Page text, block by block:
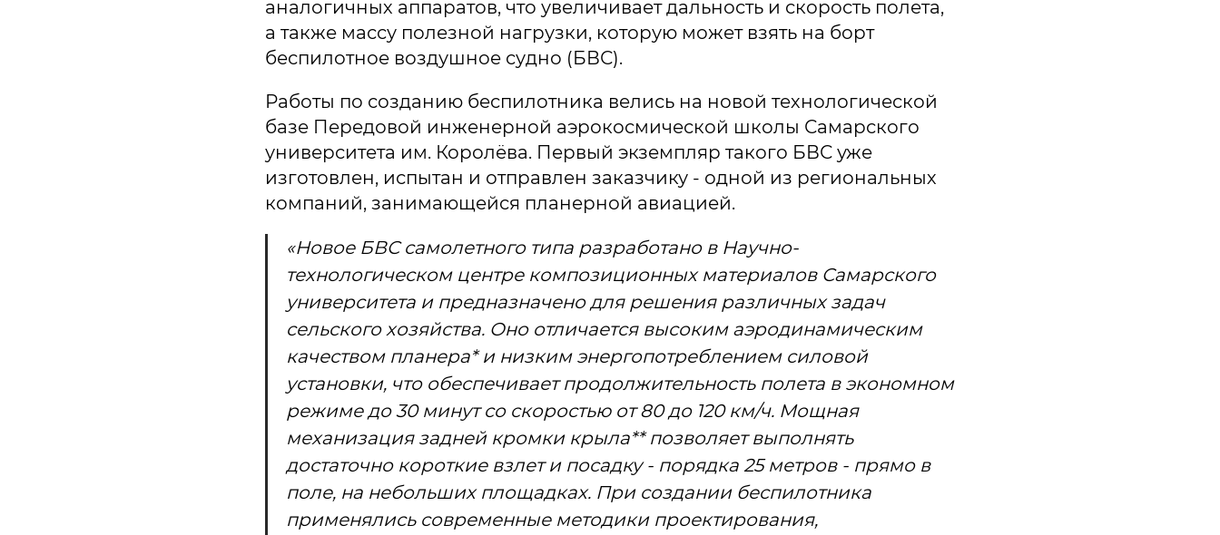
аналогичных аппаратов, что увеличивает дальность и скорость полета,
а также массу полезной нагрузки, которую может взять на борт
беспилотное воздушное судно (БВС).
Работы по созданию беспилотника велись на новой технологической
базе Передовой инженерной аэрокосмической школы Самарского
университета им. Королёва. Первый экземпляр такого БВС уже
изготовлен, испытан и отправлен заказчику - одной из региональных
компаний, занимающейся планерной авиацией.
«Новое БВС самолетного типа разработано в Научно-
технологическом центре композиционных материалов Самарского
университета и предназначено для решения различных задач
сельского хозяйства. Оно отличается высоким аэродинамическим
качеством планера* и низким энергопотреблением силовой
установки, что обеспечивает продолжительность полета в экономном
режиме до 30 минут со скоростью от 80 до 120 км/ч. Мощная
механизация задней кромки крыла** позволяет выполнять
достаточно короткие взлет и посадку - порядка 25 метров - прямо в
поле, на небольших площадках. При создании беспилотника
применялись современные методики проектирования,